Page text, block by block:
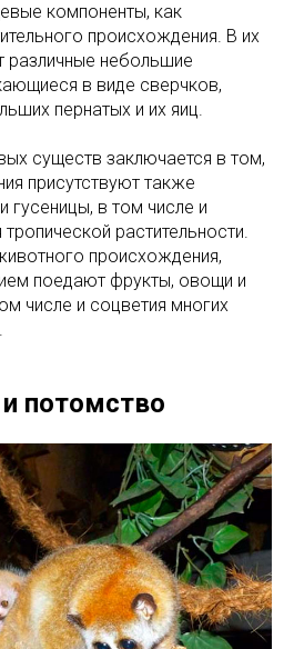
компоненты, как
происхождения. В их
различные небольшие
в виде сверчков,
пернатых и их яиц.
существ заключается в том,
присутствуют также
гусеницы, в том числе и
растительности.
происхождения,
поедают фрукты, овощи и
числе и соцветия многих
потомство